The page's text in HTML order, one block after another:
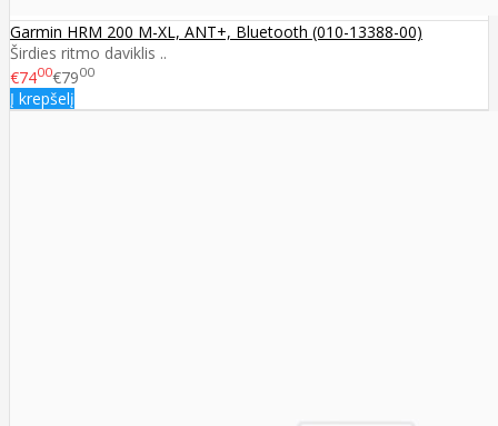
Garmin HRM 200 M-XL, ANT+, Bluetooth (010-13388-00)
Širdies ritmo daviklis ..
€7400€7900
Į krepšelį